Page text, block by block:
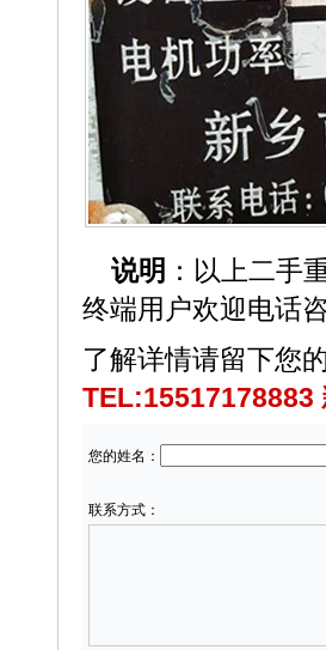
说明 ：以上二手
终端用户欢迎电话
了解详情请留下您
TEL:15517178883
您的姓名：
联系方式：